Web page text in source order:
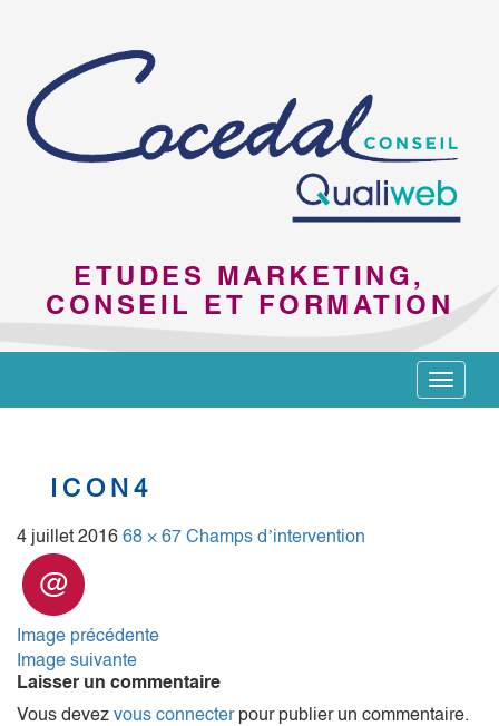
ETUDES MARKETING,
CONSEIL ET FORMATION
Toggle
ICON4
4 juillet 2016 68 × 67 Champs d’intervention
Image précédente
Image suivante
Laisser un commentaire
Vous devez vous connecterpour publier un commentaire.